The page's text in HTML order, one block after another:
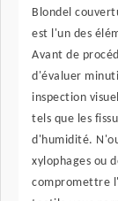
Blondel
est l'un des
Avant de
d'évaluer
inspection
tels que les
d'humidité.
xylophages ou
compromettre